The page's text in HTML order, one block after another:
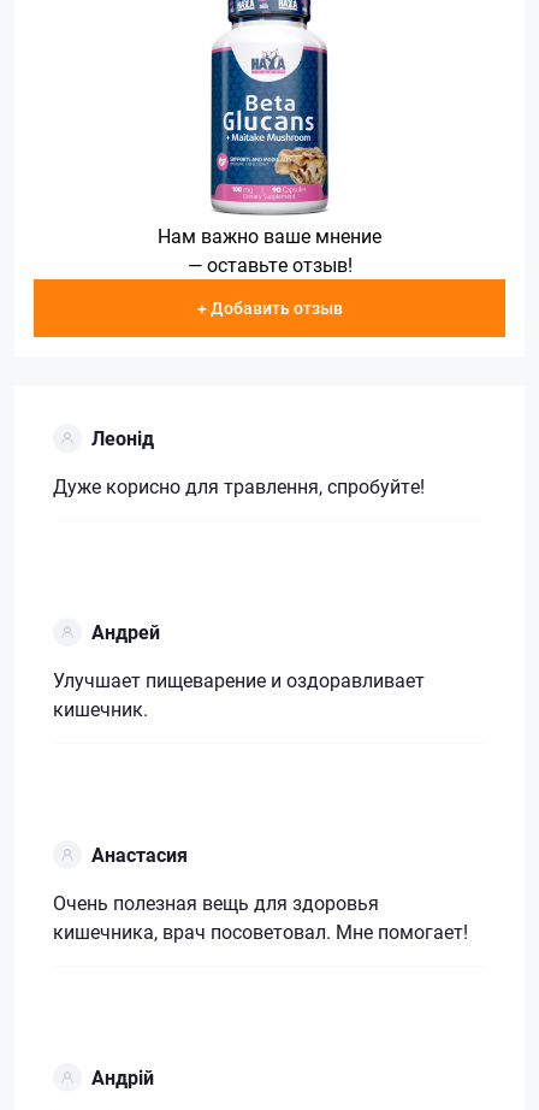
Нам важно ваше мнение
— оставьте отзыв!
+ Добавить отзыв
Леонід
Дуже корисно для травлення, спробуйте!
Андрей
Улучшает пищеварение и оздоравливает
кишечник.
Анастасия
Очень полезная вещь для здоровья
кишечника, врач посоветовал. Мне помогает!
Андрій